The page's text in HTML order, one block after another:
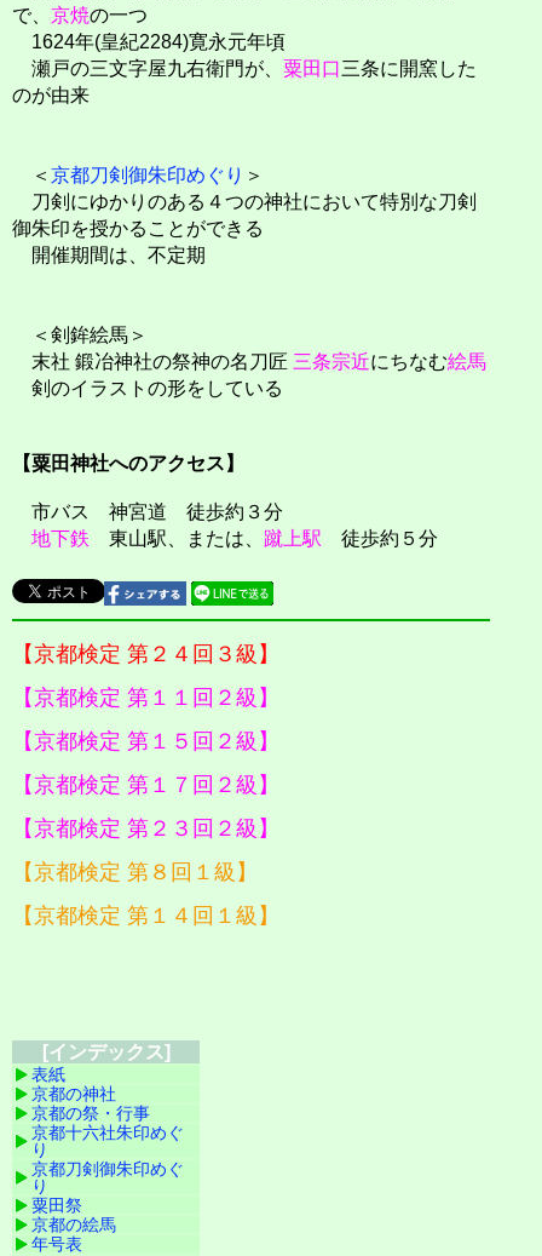
で、 京焼の一つ
1624年(皇紀2284)寛永元年頃
瀬戸の三文字屋九右衛門が、 粟田口三条に開窯した
のが由来
＜ 京都刀剣御朱印めぐり ＞
刀剣にゆかりのある４つの神社において特別な刀剣
御朱印を授かることができる
開催期間は、不定期
＜剣鉾絵馬＞
末社 鍛冶神社の祭神の名刀匠 三条宗近にちなむ絵馬
剣のイラストの形をしている
【粟田神社へのアクセス】
市バス 神宮道 徒歩約３分
地下鉄 東山駅、または、 蹴上駅 徒歩約５分
【京都検定 第２４回３級】
【京都検定 第１１回２級】
【京都検定 第１５回２級】
【京都検定 第１７回２級】
【京都検定 第２３回２級】
【京都検定 第８回１級】
【京都検定 第１４回１級】
[インデックス]
表紙
京都の神社
京都の祭・行事
京都十六社朱印めぐ
り
京都刀剣御朱印めぐ
り
粟田祭
京都の絵馬
年号表